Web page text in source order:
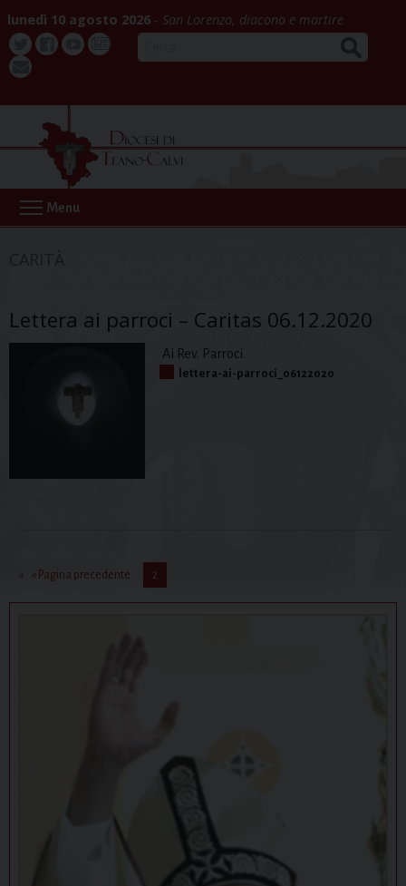
content
lunedì 10 agosto 2026 San Lorenzo, diacono e martire
Twitter
Notizia
Menu
Lettera ai parroci – Caritas 06.12.2020
Ai Rev. Parroci.
lettera-ai-parroci_06122020
« Pagina precedente 2